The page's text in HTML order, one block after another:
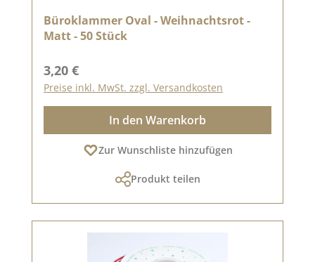
Büroklammer Oval - Weihnachtsrot -
Matt - 50 Stück
Regulärer Preis:
3,20 €
Preise inkl. MwSt. zzgl. Versandkosten
In den Warenkorb
Zur Wunschliste hinzufügen
Produkt teilen